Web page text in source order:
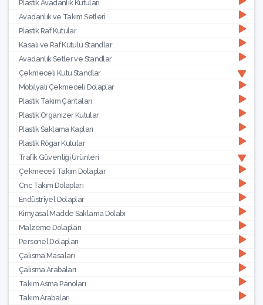
Plastik Avadanlık Kutuları
Avadanlık ve Takım Setleri
Plastik Raf Kutular
Kasalı ve Raf Kutulu Standlar
Avadanlık Setler ve Standlar
Çekmeceli Kutu Standlar
Mobilyalı Çekmeceli Dolaplar
Plastik Takım Çantaları
Plastik Organizer Kutular
Plastik Saklama Kapları
Plastik Rögar Kutular
Trafik Güvenliği Ürünleri
Çekmeceli Takım Dolaplar
Cnc Takım Dolapları
Endüstriyel Dolaplar
Kimyasal Madde Saklama Dolabı
Malzeme Dolapları
Personel Dolapları
Çalısma Masaları
Çalısma Arabaları
Takım Asma Panoları
Takım Arabaları